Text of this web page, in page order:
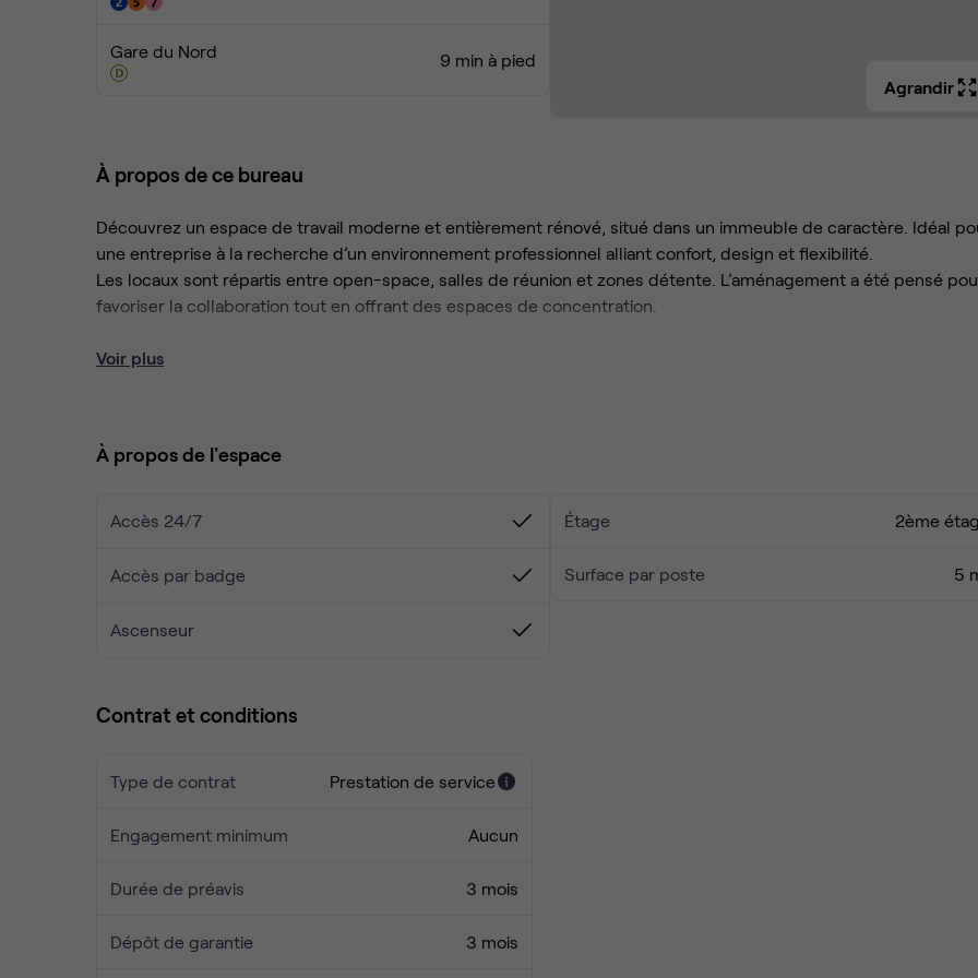
Gare du Nord
9 min à pied
Agrandir
À propos de ce bureau
Découvrez un espace de travail moderne et entièrement rénové, situé dans un immeuble de caractère. Idéal
une entreprise à la recherche d’un environnement professionnel alliant confort, design et flexibilité.
Les locaux sont répartis entre open-space, salles de réunion et zones détente. L’aménagement a été pensé
favoriser la collaboration tout en offrant des espaces de concentration.
Prestations incluses :
✅ Ménage quotidien
✅ Espaces communs : cuisine équipée, coin lounge, phone booths
Voir plus
À propos de l'espace
Accès 24/7
Accès par badge
Ascenseur
Étage 2ème
Surface par poste 5
Contrat et conditions
Type de contrat Prestation de service
Engagement minimum Aucun
Durée de préavis 3 mois
Dépôt de garantie 3 mois